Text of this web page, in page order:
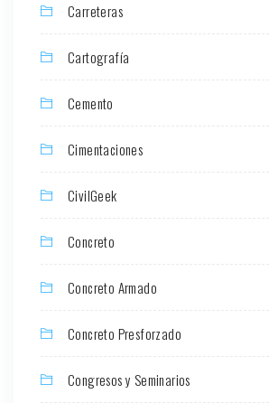
Carreteras
Cartografía
Cemento
Cimentaciones
CivilGeek
Concreto
Concreto Armado
Concreto Presforzado
Congresos y Seminarios